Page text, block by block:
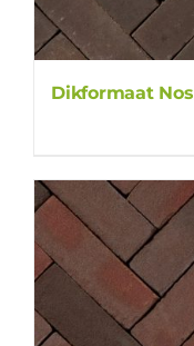
Dikformaat